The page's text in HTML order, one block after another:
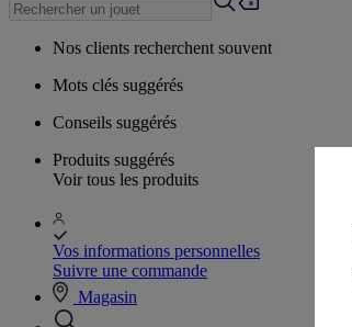
Nos clients recherchent souvent
Mots clés suggérés
Conseils suggérés
Produits suggérés
Voir tous les produits
Vos informations personnelles
Suivre une commande
Magasin